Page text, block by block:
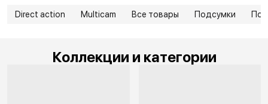
Direct action Multicam Все товары Подсумки
Коллекции и категории